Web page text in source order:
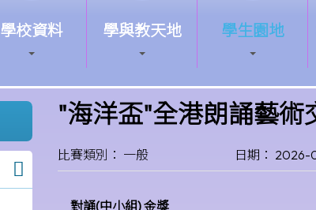
學校資料 學與教天地 學生園地
"海洋盃"全港朗誦藝術
比賽類別： 一般 日期： 2026-
對誦(中小組) 金獎